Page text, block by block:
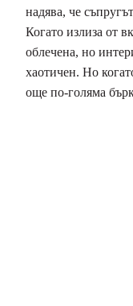
надява, че
Когато излиза от
облечена, но
хаотичен. Но
още по-голяма